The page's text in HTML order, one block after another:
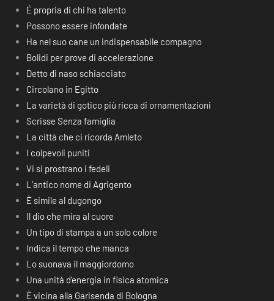
É propria di chi ha talento
Possono essere infondate
Ha nel suo cane un indispensabile compagno
Bolidi per prove di accelerazione
Detto di naso schiacciato
Circolano in Egitto
La varietà di gotico più ricca di ornamentazioni
Scrisse Senza famiglia
La città che ci ricorda Amleto
I colpevoli puniti
Vi si prostrano i fedeli
L’antico nome di Agrigento
È simile al dugongo
Il dio che mira al cuore
Un tipo di stampa a un solo colore
Indica il tempo che manca
Lo suonava il maggiordomo
Una unità d’energia in fisica atomica
È vicina alla Garisenda di Bologna